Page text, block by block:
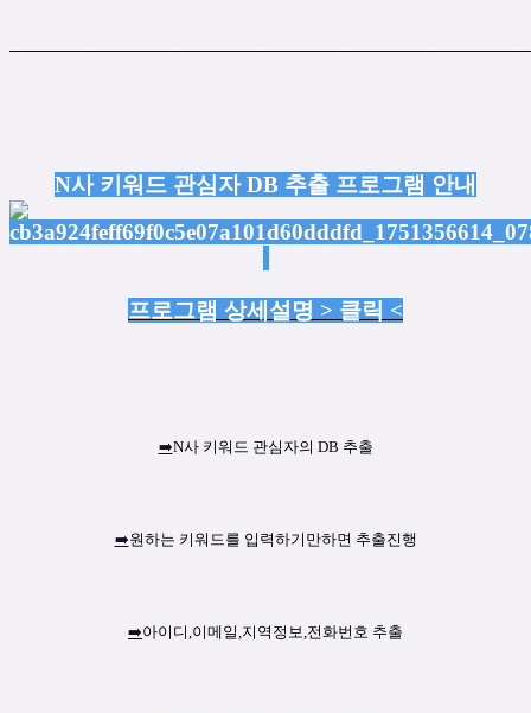
N사 키워드 관심자 DB 추출 프로그램 안내
프로그램 상세설명 > 클릭 <
➡️N사 키워드 관심자의 DB 추출
➡️원하는 키워드를 입력하기만하면 추출진행
➡️아이디,이메일,지역정보,전화번호 추출